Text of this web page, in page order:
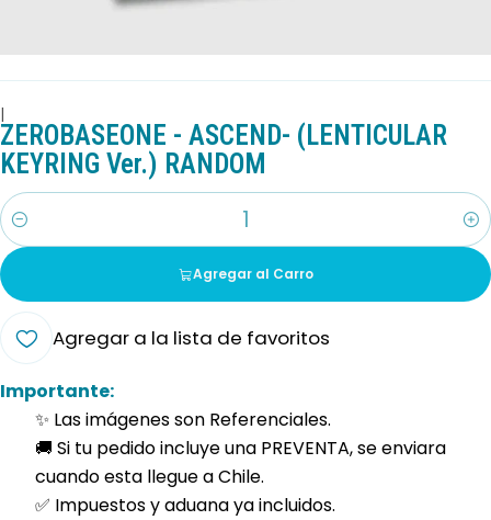
|
ZEROBASEONE - ASCEND- (LENTICULAR
KEYRING Ver.) RANDOM
Cantidad
Agregar al Carro
Agregar a la lista de favoritos
Importante:
✨ Las imágenes son Referenciales.
🚚 Si tu pedido incluye una PREVENTA, se enviara
cuando esta llegue a Chile.
✅ Impuestos y aduana ya incluidos.